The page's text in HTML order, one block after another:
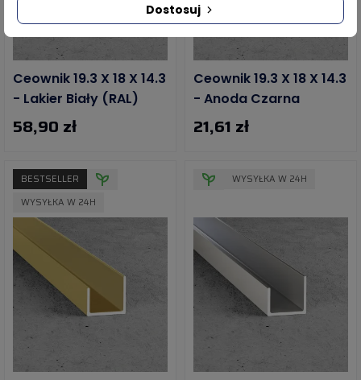
Ceownik 19.3 X 18 X 14.3
- Lakier Biały (RAL)
58,90 zł
Ceownik 19.3 X 18 X 14.3
- Anoda Czarna
21,61 zł
BESTSELLER
WYSYŁKA W 24H
WYSYŁKA W 24H
Dostosuj